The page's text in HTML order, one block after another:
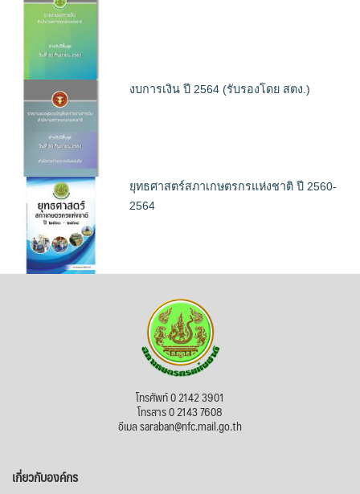
งบการเงิน ปี 2564 (รับรองโดย สตง.)
ยุทธศาสตร์สภาเกษตรกรแห่งชาติ ปี 2560-
2564
โทรศัพท์ 0 2142 3901
โทรสาร 0 2143 7608
อีเมล saraban@nfc.mail.go.th
เกี่ยวกับองค์กร